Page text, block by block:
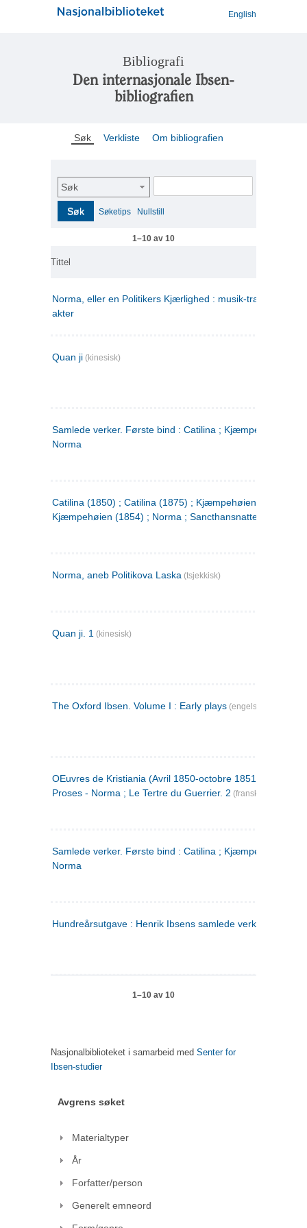
English
Bibliografi
Den internasjonale Ibsen-
bibliografien
Søk Verkliste Om bibliografien
Søk
Søk Søketips Nullstill
1–10 av 10
Tittel
Norma, eller en Politikers Kjærlighed : musik-tragedie i tre
akter
Quan ji (kinesisk)
Samlede verker. Første bind : Catilina ; Kjæmpehøien ;
Norma
Catilina (1850) ; Catilina (1875) ; Kjæmpehøien (1850) ;
Kjæmpehøien (1854) ; Norma ; Sancthansnatten
Norma, aneb Politikova Laska (tsjekkisk)
Quan ji. 1 (kinesisk)
The Oxford Ibsen. Volume I : Early plays (engelsk)
OEuvres de Kristiania (Avril 1850-octobre 1851) : Poèmes
Proses - Norma ; Le Tertre du Guerrier. 2 (fransk)
Samlede verker. Første bind : Catilina ; Kjæmpehøien ;
Norma
Hundreårsutgave : Henrik Ibsens samlede verker. 1
1–10 av 10
Nasjonalbiblioteket i samarbeid med Senter for
Ibsen-studier
Avgrens søket
Materialtyper
År
Forfatter/person
Generelt emneord